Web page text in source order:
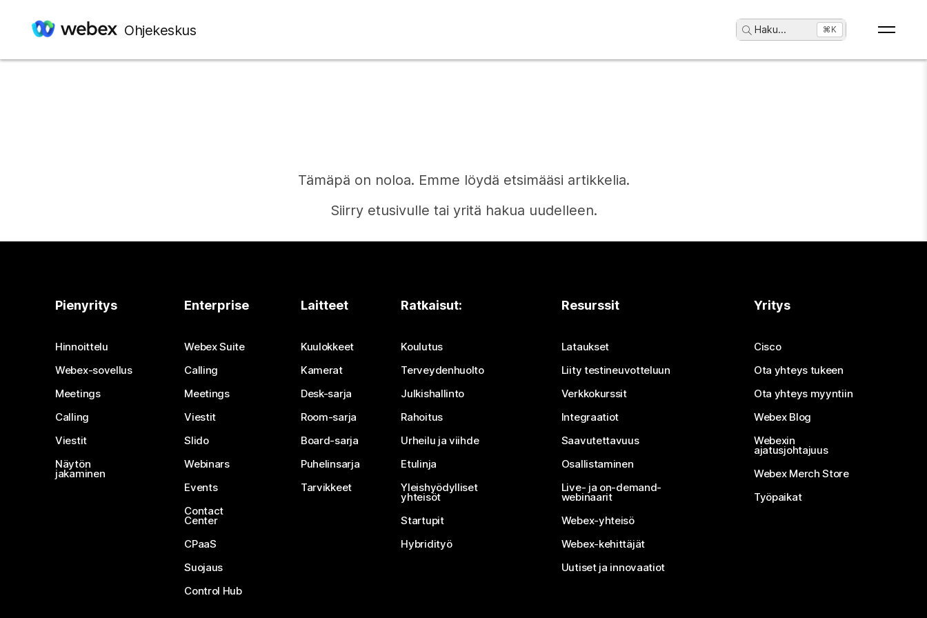
Ohjekeskus Haku... ⌘K
Tämäpä on noloa. Emme löydä etsimääsi artikkelia.
Siirry etusivulle tai yritä hakua uudelleen.
Tarvitsetko vastauksen?
Lähetä kysymys
Pienyritys
Hinnoittelu
Webex-sovellus
Meetings
Calling
Viestit
Näytön
jakaminen
Enterprise
Webex Suite
Calling
Meetings
Viestit
Slido
Webinars
Events
Contact
Center
CPaaS
Suojaus
Control Hub
Laitteet
Kuulokkeet
Kamerat
Desk-sarja
Room-sarja
Board-sarja
Puhelinsarja
Tarvikkeet
Ratkaisut:
Koulutus
Terveydenhuolto
Julkishallinto
Rahoitus
Urheilu ja viihde
Etulinja
Yleishyödylliset
yhteisöt
Startupit
Hybridityö
Resurssit
Lataukset
Liity testineuvotteluun
Verkkokurssit
Integraatiot
Saavutettavuus
Osallistaminen
Live- ja on-demand-
webinaarit
Webex-yhteisö
Webex-kehittäjät
Uutiset ja innovaatiot
Yritys
Cisco
Ota yhteys tukeen
Ota yhteys myyntiin
Webex Blog
Webexin
ajatusjohtajuus
Webex Merch Store
Työpaikat